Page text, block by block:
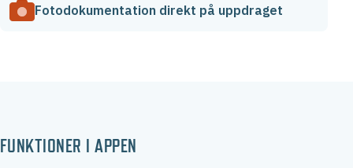
Fotodokumentation direkt på uppdraget
FUNKTIONER I APPEN